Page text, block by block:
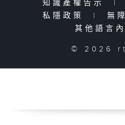
知識產權告示
|
私隱政策
| 無
其他語言
© 2026